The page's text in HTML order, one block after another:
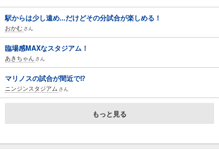
駅からは少し遠め...だけどその分試合が楽しめる！
おかむ さん
臨場感MAXなスタジアム！
あきちゃん さん
マリノスの試合が間近で⁉︎
ニンジンスタジアム さん
もっと見る